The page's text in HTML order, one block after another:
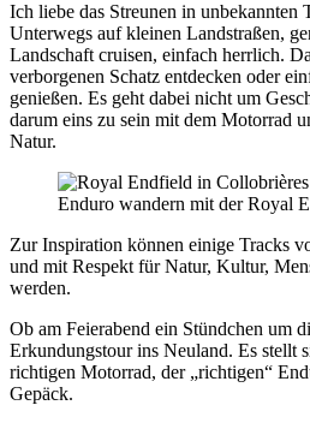
Ich liebe das Streunen in unbekannten
Unterwegs auf kleinen Landstraßen,
Landschaft cruisen, einfach herrlich.
verborgenen Schatz entdecken oder
genießen. Es geht dabei nicht um
darum eins zu sein mit dem Motorrad
Natur.
Enduro wandern mit der Royal
Zur Inspiration können einige Tracks
und mit Respekt für Natur, Kultur,
werden.
Ob am Feierabend ein Stündchen um
Erkundungstour ins Neuland. Es stellt
richtigen Motorrad, der „richtigen“
Gepäck.